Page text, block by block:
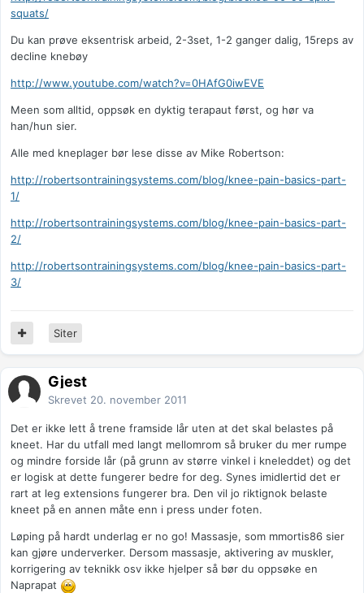
squats/
Du kan prøve eksentrisk arbeid, 2-3set, 1-2 ganger dalig, 15reps av
decline knebøy
http://www.youtube.com/watch?v=0HAfG0iwEVE
Meen som alltid, oppsøk en dyktig terapaut først, og hør va
han/hun sier.
Alle med kneplager bør lese disse av Mike Robertson:
http://robertsontrainingsystems.com/blog/knee-pain-basics-part-
1/
http://robertsontrainingsystems.com/blog/knee-pain-basics-part-
2/
http://robertsontrainingsystems.com/blog/knee-pain-basics-part-
3/
Siter
Gjest
Skrevet 20. november 2011
Det er ikke lett å trene framside lår uten at det skal belastes på
kneet. Har du utfall med langt mellomrom så bruker du mer rumpe
og mindre forside lår (på grunn av større vinkel i kneleddet) og det
er logisk at dette fungerer bedre for deg. Synes imidlertid det er
rart at leg extensions fungerer bra. Den vil jo riktignok belaste
kneet på en annen måte enn i press under foten.
Løping på hardt underlag er no go! Massasje, som mmortis86 sier
kan gjøre underverker. Dersom massasje, aktivering av muskler,
korrigering av teknikk osv ikke hjelper så bør du oppsøke en
Naprapat